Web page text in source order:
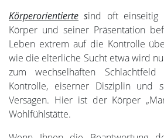
Körperorientierte sind oft
Körper und seiner Präsentation
Leben extrem auf die Kontrolle
wie die elterliche Sucht etwa wird
zum wechselhaften
Kontrolle, eiserner Disziplin und
Versagen. Hier ist der Körper
Wohlfühlstätte.